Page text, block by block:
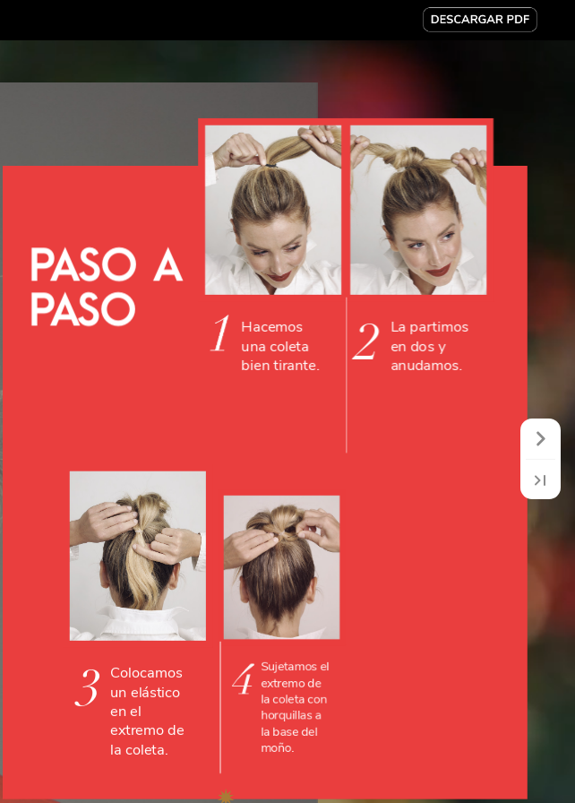
PASO A
PASO
Colocamos
un elástico
enel
extremo de
la coleta.
3
Hacemos
unacoleta
bientirante.
La partimos
en dosy
anudamos.
2
Sujetamosel
extremode
lacoleta con
horquillas
labase
4